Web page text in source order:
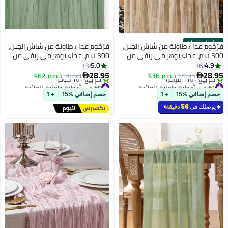
طاولة من شاش الجبن،
سم، عداء بوهيمي ريفي من
الشفاف لحفلات الزفاف،
الأطفال والعروس، زينة
المنزلية، عيد ميلاد،

45.95خصم 36%
بسرعة
مؤخرًا%15
+ 1
في56 دقيقة
فَرَحُوم عداء طاولة من شاش الجبن،
300 سم، عداء بوهيمي ريفي من
الشاش شبه الشفاف لحفلات الزفاف،
استحمام الطفل والعروس، زينة
مراكز الطاولات المنزلية، عيد ميلاد،

76.58خصم 62%
توصيل مجاني
تم بيع +10 مؤخرًا
خصم إضافي %15 + 1